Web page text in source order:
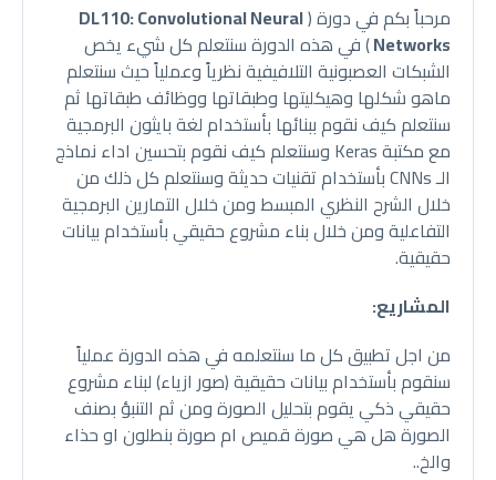
مرحباً بكم في دورة (DL110: Convolutional Neural
Networks) في هذه الدورة سنتعلم كل شيء يخص
الشبكات العصبونية التلافيفية نظرياً وعملياً حيث سنتعلم
ماهو شكلها وهيكليتها وطبقاتها ووظائف طبقاتها ثم
سنتعلم كيف نقوم ببنائها بأستخدام لغة بايثون البرمجية
مع مكتبة Keras وسنتعلم كيف نقوم بتحسين اداء نماذج
الـ CNNs بأستخدام تقنيات حديثة وسنتعلم كل ذلك من
خلال الشرح النظري المبسط ومن خلال التمارين البرمجية
التفاعلية ومن خلال بناء مشروع حقيقي بأستخدام بيانات
حقيقية.
المشاريع:
من اجل تطبيق كل ما سنتعلمه في هذه الدورة عملياً
سنقوم بأستخدام بيانات حقيقية (صور ازياء) لبناء مشروع
حقيقي ذكي يقوم بتحليل الصورة ومن ثم التنبؤ بصنف
الصورة هل هي صورة قميص ام صورة بنطلون او حذاء
والخ..